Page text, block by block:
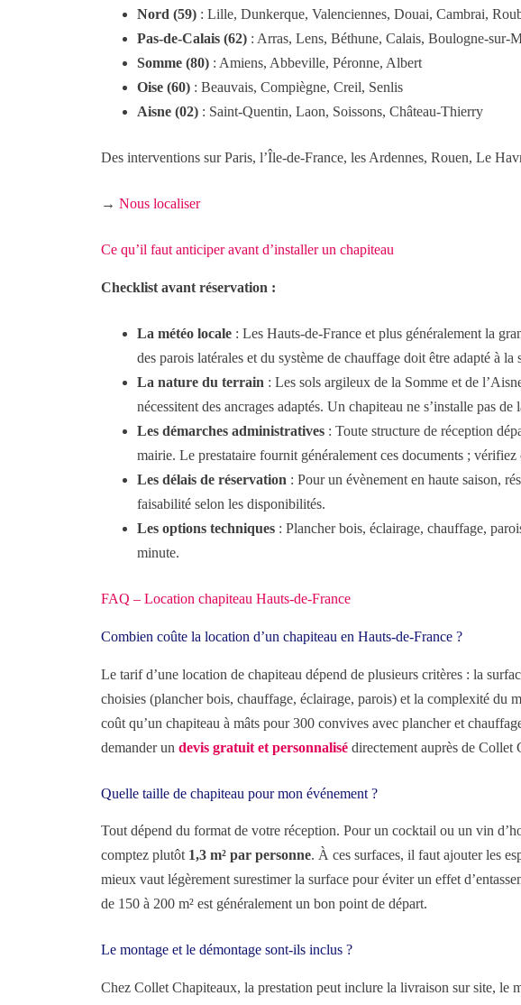
Nord (59) : Lille, Dunkerque, Valenciennes, Douai, Cambrai,
Pas-de-Calais (62) : Arras, Lens, Béthune, Calais, Boulogne-sur-
Somme (80) : Amiens, Abbeville, Péronne, Albert
Oise (60) : Beauvais, Compiègne, Creil, Senlis
Aisne (02) : Saint-Quentin, Laon, Soissons, Château-Thierry
Des interventions sur Paris, l’Île-de-France, les Ardennes, Rouen, Le
→ Nous localiser
Ce qu’il faut anticiper avant d’installer un chapiteau
Checklist avant réservation :
La météo locale : Les Hauts-de-France et plus généralement la
des parois latérales et du système de chauffage doit être adapté à la
La nature du terrain : Les sols argileux de la Somme et de
nécessitent des ancrages adaptés. Un chapiteau ne s’installe pas
Les démarches administratives : Toute structure de réception
mairie. Le prestataire fournit généralement ces documents ;
Les délais de réservation : Pour un évènement en haute saison,
faisabilité selon les disponibilités.
Les options techniques : Plancher bois, éclairage, chauffage,
minute.
FAQ – Location chapiteau Hauts-de-France
Combien coûte la location d’un chapiteau en Hauts-de-France ?
Le tarif d’une location de chapiteau dépend de plusieurs critères : la
choisies (plancher bois, chauffage, éclairage, parois) et la complexité du
coût qu’un chapiteau à mâts pour 300 convives avec plancher et
demander un devis gratuit et personnalisé directement auprès de Collet
Quelle taille de chapiteau pour mon événement ?
Tout dépend du format de votre réception. Pour un cocktail ou un vin
comptez plutôt 1,3 m² par personne. À ces surfaces, il faut ajouter les
mieux vaut légèrement surestimer la surface pour éviter un effet
de 150 à 200 m² est généralement un bon point de départ.
Le montage et le démontage sont-ils inclus ?
Chez Collet Chapiteaux, la prestation peut inclure la livraison sur site, le